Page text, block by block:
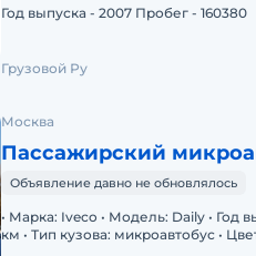
Год выпуска - 2007 Пробег - 160380
Грузовой Ру
Москва
Пассажирский
Объявление давно не обновлялось
• Марка: Iveco • Модель: Daily • Год
км • Тип кузова: микроавтобус •